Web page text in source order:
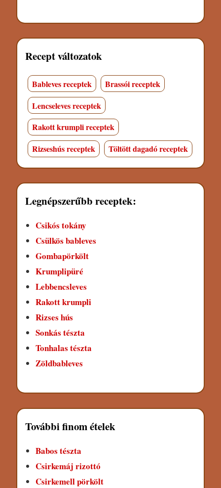
Recept változatok
Bableves receptek
Brassói receptek
Lencseleves receptek
Rakott krumpli receptek
Rizseshús receptek
Töltött dagadó receptek
Legnépszerűbb receptek:
Csikós tokány
Csülkös bableves
Gombapörkölt
Krumplipüré
Lebbencsleves
Rakott krumpli
Rizses hús
Sonkás tészta
Tonhalas tészta
Zöldbableves
További finom ételek
Babos tészta
Csirkemáj rizottó
Csirkemell pörkölt